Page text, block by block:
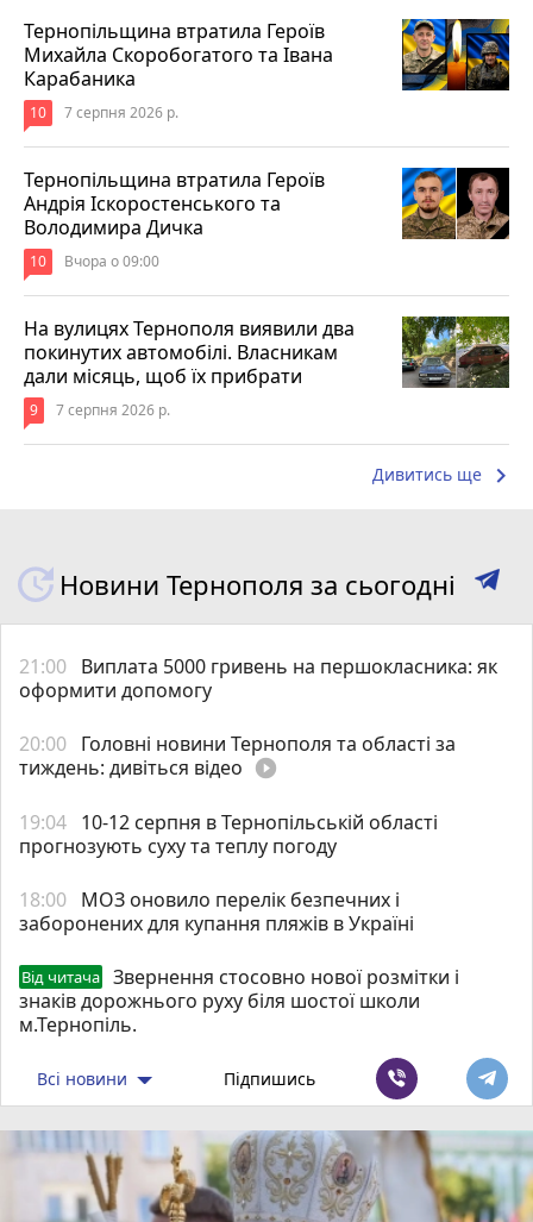
Тернопільщина втратила Героїв
Михайла Скоробогатого та Івана
Карабаника
10 7 серпня 2026 р.
Тернопільщина втратила Героїв
Андрія Іскоростенського та
Володимира Дичка
10 Вчора о 09:00
На вулицях Тернополя виявили два
покинутих автомобілі. Власникам
дали місяць, щоб їх прибрати
9 7 серпня 2026 р.
Дивитись ще keyboard_arrow_right
Новини Тернополя за сьогодні
21:00 Виплата 5000 гривень на першокласника: як
оформити допомогу
20:00 Головні новини Тернополя та області за
тиждень: дивіться відео play_circle_filled
19:04 10-12 серпня в Тернопільській області
прогнозують суху та теплу погоду
18:00 МОЗ оновило перелік безпечних і
заборонених для купання пляжів в Україні
Від читача
Звернення стосовно нової розмітки і
знаків дорожнього руху біля шостої школи
м.Тернопіль.
Всі новини Підпишись